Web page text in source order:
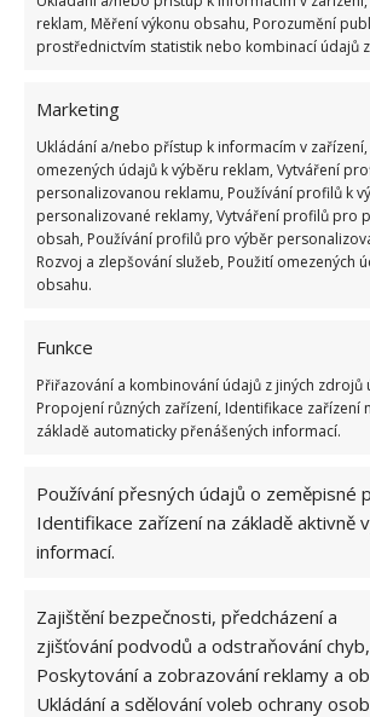
reklam, Měření výkonu obsahu, Porozumění
prostřednictvím statistik nebo kombinací údajů
Marketing
Ukládání a/nebo přístup k informacím v
omezených údajů k výběru reklam, Vytváření
personalizovanou reklamu, Používání profilů k
personalizované reklamy, Vytváření profilů pro
obsah, Používání profilů pro výběr
Rozvoj a zlepšování služeb, Použití omezených
obsahu.
Funkce
Přiřazování a kombinování údajů z jiných zdrojů
Propojení různých zařízení, Identifikace zařízení
základě automaticky přenášených informací.
Používání přesných údajů o zeměpisné
Identifikace zařízení na základě aktivně
informací.
Zajištění bezpečnosti, předcházení a
zjišťování podvodů a odstraňování chyb,
Poskytování a zobrazování reklamy a
Ukládání a sdělování voleb ochrany
ČIŠTĚNÍ DOMÁCNOST
Do redakce
přidala během
redaktorky ji tak
rozhodla zůstat.